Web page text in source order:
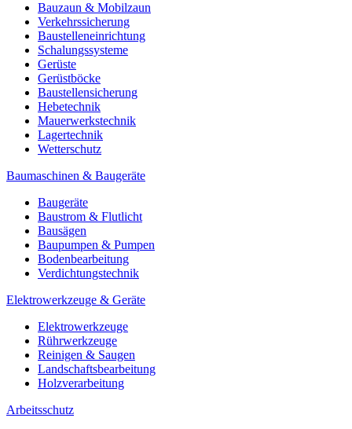
Bauzaun & Mobilzaun
Verkehrssicherung
Baustelleneinrichtung
Schalungssysteme
Gerüste
Gerüstböcke
Baustellensicherung
Hebetechnik
Mauerwerkstechnik
Lagertechnik
Wetterschutz
Baumaschinen & Baugeräte
Baugeräte
Baustrom & Flutlicht
Bausägen
Baupumpen & Pumpen
Bodenbearbeitung
Verdichtungstechnik
Elektrowerkzeuge & Geräte
Elektrowerkzeuge
Rührwerkzeuge
Reinigen & Saugen
Landschaftsbearbeitung
Holzverarbeitung
Arbeitsschutz